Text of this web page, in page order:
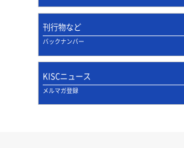
刊行物など
バックナンバー
KISCニュース
メルマガ登録